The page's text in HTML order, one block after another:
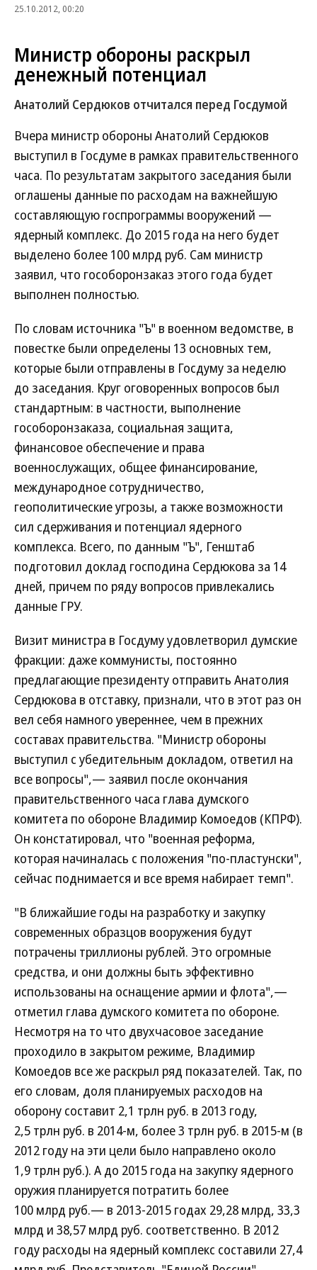
25.10.2012, 00:20
Министр обороны раскрыл
денежный потенциал
Анатолий Сердюков отчитался перед Госдумой
Вчера министр обороны Анатолий Сердюков
выступил в Госдуме в рамках правительственного
часа. По результатам закрытого заседания были
оглашены данные по расходам на важнейшую
составляющую госпрограммы вооружений —
ядерный комплекс. До 2015 года на него будет
выделено более 100 млрд руб. Сам министр
заявил, что гособоронзаказ этого года будет
выполнен полностью.
По словам источника "Ъ" в военном ведомстве, в
повестке были определены 13 основных тем,
которые были отправлены в Госдуму за неделю
до заседания. Круг оговоренных вопросов был
стандартным: в частности, выполнение
гособоронзаказа, социальная защита,
финансовое обеспечение и права
военнослужащих, общее финансирование,
международное сотрудничество,
геополитические угрозы, а также возможности
сил сдерживания и потенциал ядерного
комплекса. Всего, по данным "Ъ", Генштаб
подготовил доклад господина Сердюкова за 14
дней, причем по ряду вопросов привлекались
данные ГРУ.
Визит министра в Госдуму удовлетворил думские
фракции: даже коммунисты, постоянно
предлагающие президенту отправить Анатолия
Сердюкова в отставку, признали, что в этот раз он
вел себя намного увереннее, чем в прежних
составах правительства. "Министр обороны
выступил с убедительным докладом, ответил на
все вопросы",— заявил после окончания
правительственного часа глава думского
комитета по обороне Владимир Комоедов (КПРФ).
Он констатировал, что "военная реформа,
которая начиналась с положения "по-пластунски",
сейчас поднимается и все время набирает темп".
"В ближайшие годы на разработку и закупку
современных образцов вооружения будут
потрачены триллионы рублей. Это огромные
средства, и они должны быть эффективно
использованы на оснащение армии и флота",—
отметил глава думского комитета по обороне.
Несмотря на то что двухчасовое заседание
проходило в закрытом режиме, Владимир
Комоедов все же раскрыл ряд показателей. Так, по
его словам, доля планируемых расходов на
оборону составит 2,1 трлн руб. в 2013 году,
2,5 трлн руб. в 2014-м, более 3 трлн руб. в 2015-м (в
2012 году на эти цели было направлено около
1,9 трлн руб.). А до 2015 года на закупку ядерного
оружия планируется потратить более
100 млрд руб.— в 2013-2015 годах 29,28 млрд, 33,3
млрд и 38,57 млрд руб. соответственно. В 2012
году расходы на ядерный комплекс составили 27,4